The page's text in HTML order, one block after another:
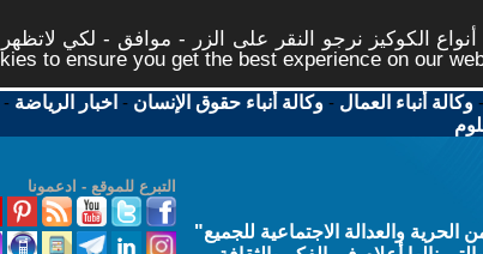
الكوكيز نرجو النقر على الزر - موافق - لكي
to ensure you get the best experience on our
-وكالة أنباء العمال -وكالة أنباء حقوق الإنسان - اخبار الرياضة -
التبرع للموقع - ادعمونا
والعدالة الاجتماعية للجميع"